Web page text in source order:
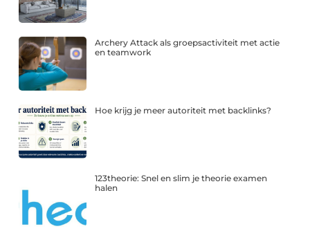
Archery Attack als groepsactiviteit met actie
en teamwork
Hoe krijg je meer autoriteit met backlinks?
123theorie: Snel en slim je theorie examen
halen